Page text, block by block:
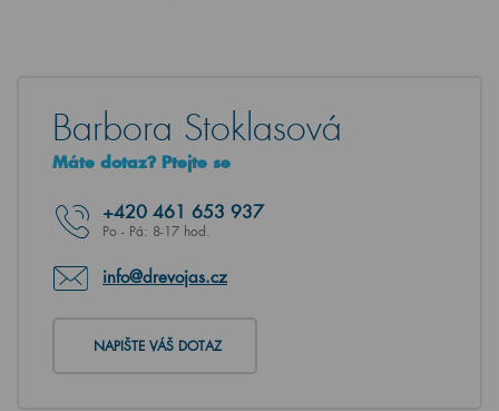
Barbora Stoklasová
Máte dotaz? Ptejte se
+420 461 653 937
Po - Pá: 8-17 hod.
info@drevojas.cz
NAPIŠTE VÁŠ DOTAZ